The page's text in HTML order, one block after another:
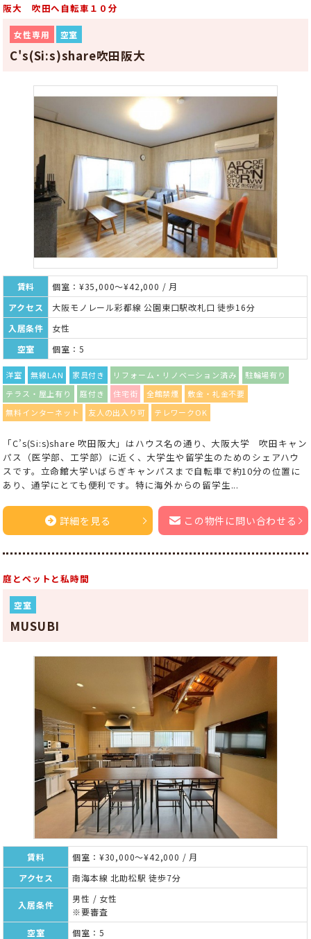
阪大 吹田へ自転車１０分
女性専用 空室
C's(Si:s)share吹田阪大
賃料
個室：¥35,000～¥42,000 / 月
アクセス
大阪モノレール彩都線 公園東口駅改札口 徒歩16分
入居条件
女性
空室
個室：5
洋室 無線LAN 家具付き リフォーム・リノベーション済み
駐輪場有り
テラス・屋上有り
庭付き 住宅街 全館禁煙
敷金・礼金不要
無料インターネット
友人の出入り可 テレワークOK
「C’s(Si:s)share 吹田阪大」はハウス名の通り、大阪大学 吹田キャン
パス（医学部、工学部）に近く、大学生や留学生のためのシェアハウ
スです。立命館大学いばらぎキャンパスまで自転車で約10分の位置に
あり、通学にとても便利です。特に海外からの留学生...
詳細を見る この物件に問い合わせる
庭とペットと私時間
空室
MUSUBI
賃料
個室：¥30,000～¥42,000 / 月
アクセス
南海本線 北助松駅 徒歩7分
入居条件
男性 / 女性
※要審査
空室
個室：5